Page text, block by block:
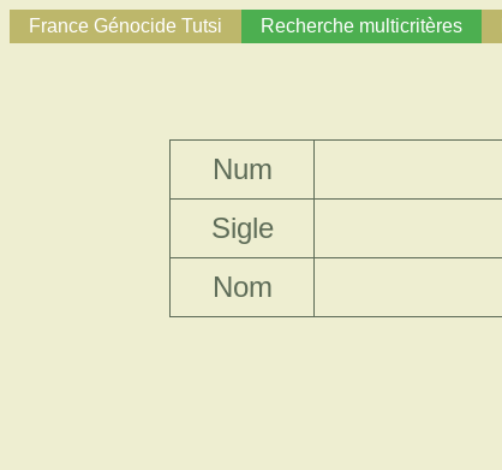
France Génocide Tutsi Recherche multicritères
Num
Sigle
Nom